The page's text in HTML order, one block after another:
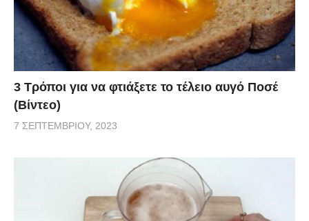
3 Τρόποι για να φτιάξετε το τέλειο αυγό Ποσέ
(Βίντεο)
7 ΣΕΠΤΕΜΒΡΊΟΥ, 2023